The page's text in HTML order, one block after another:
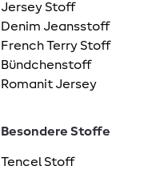
Jersey Stoff
Denim Jeansstoff
French Terry Stoff
Bündchenstoff
Romanit Jersey
Besondere Stoffe
Tencel Stoff